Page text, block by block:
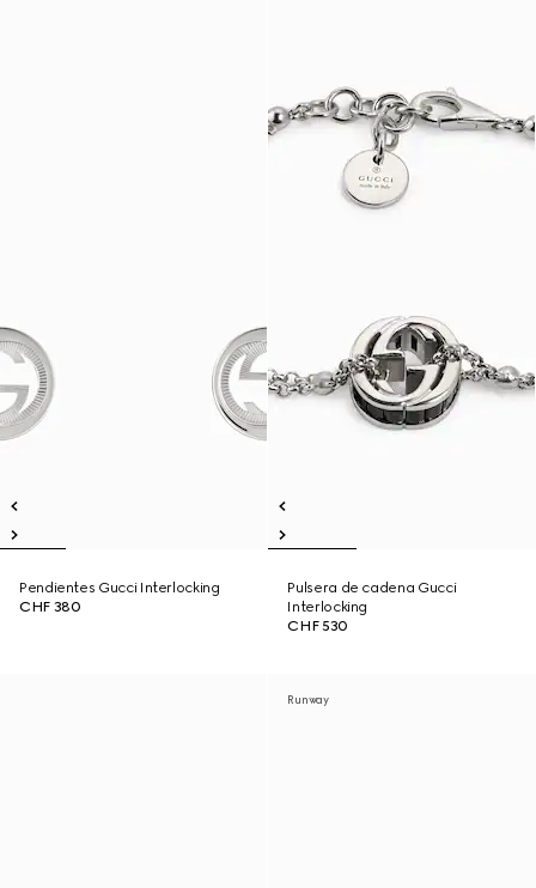
Pendientes Gucci Interlocking
CHF 380
Pulsera de cadena Gucci
Interlocking
CHF 530
Runway